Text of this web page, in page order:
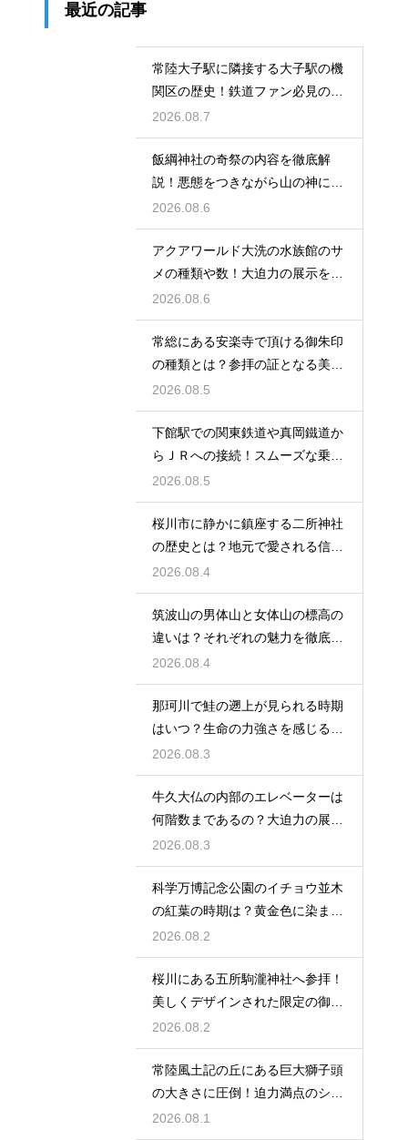
最近の記事
常陸大子駅に隣接する大子駅の機
関区の歴史！鉄道ファン必見のレ
トロな姿
2026.08.7
飯綱神社の奇祭の内容を徹底解
説！悪態をつきながら山の神に祈
る不思議
2026.08.6
アクアワールド大洗の水族館のサ
メの種類や数！大迫力の展示を徹
底解説
2026.08.6
常総にある安楽寺で頂ける御朱印
の種類とは？参拝の証となる美し
い記録
2026.08.5
下館駅での関東鉄道や真岡鐵道か
らＪＲへの接続！スムーズな乗り
換え術
2026.08.5
桜川市に静かに鎮座する二所神社
の歴史とは？地元で愛される信仰
の拠点
2026.08.4
筑波山の男体山と女体山の標高の
違いは？それぞれの魅力を徹底解
説する
2026.08.4
那珂川で鮭の遡上が見られる時期
はいつ？生命の力強さを感じる秋
の風物詩
2026.08.3
牛久大仏の内部のエレベーターは
何階数まであるの？大迫力の展望
を満喫
2026.08.3
科学万博記念公園のイチョウ並木
の紅葉の時期は？黄金色に染まる
秋の絶景
2026.08.2
桜川にある五所駒瀧神社へ参拝！
美しくデザインされた限定の御朱
印の魅力
2026.08.2
常陸風土記の丘にある巨大獅子頭
の大きさに圧倒！迫力満点のシン
ボル
2026.08.1